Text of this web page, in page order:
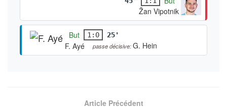
Žan Vipotnik
But 1:0 25'
F. Ayé passe décisive:G. Hein
Article Précédent